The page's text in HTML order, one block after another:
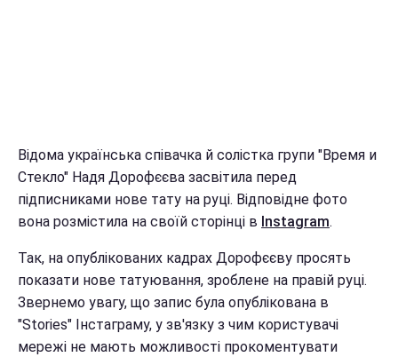
Відома українська співачка й солістка групи "Время и
Стекло" Надя Дорофєєва засвітила перед
підписниками нове тату на руці. Відповідне фото
вона розмістила на своїй сторінці в Instagram.
Так, на опублікованих кадрах Дорофєєву просять
показати нове татуювання, зроблене на правій руці.
Звернемо увагу, що запис була опублікована в
"Stories" Інстаграму, у зв'язку з чим користувачі
мережі не мають можливості прокоментувати